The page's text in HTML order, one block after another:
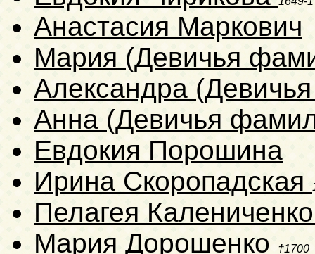
Анастасия Маркович
Мария (Девичья
Александра
Анна (Девичья
Евдокия Порошина
Ирина Скоропадская
Пелагея
Мария Дорошенко
†1700